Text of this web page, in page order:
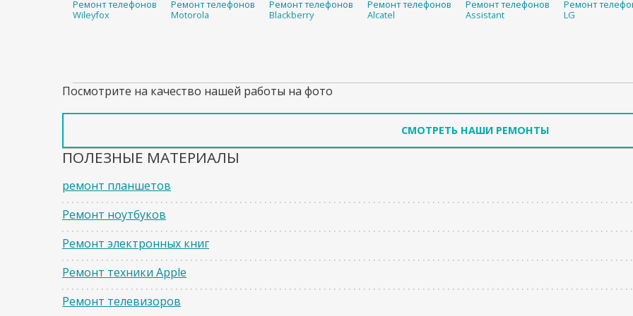
Ремонт телефонов
Wileyfox
Ремонт телефонов
Motorola
Ремонт телефонов
Blackberry
Ремонт телефонов
Alcatel
Ремонт телефонов
Assistant
Ремонт
LG
Посмотрите на качество нашей работы на фото
СМОТРЕТЬ НАШИ РЕМОНТЫ
ПОЛЕЗНЫЕ МАТЕРИАЛЫ
ремонт планшетов
Ремонт ноутбуков
Ремонт электронных книг
Ремонт техники Apple
Ремонт телевизоров